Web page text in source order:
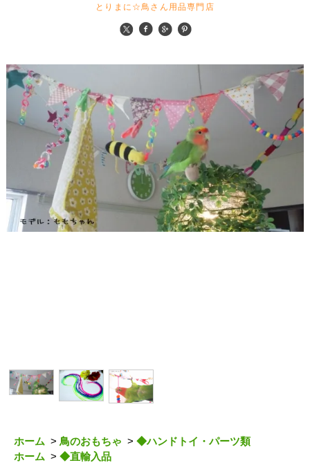
とりまに☆鳥さん用品専門店
ホーム > 鳥のおもちゃ > ◆ハンドトイ・パーツ類
ホーム > ◆直輸入品